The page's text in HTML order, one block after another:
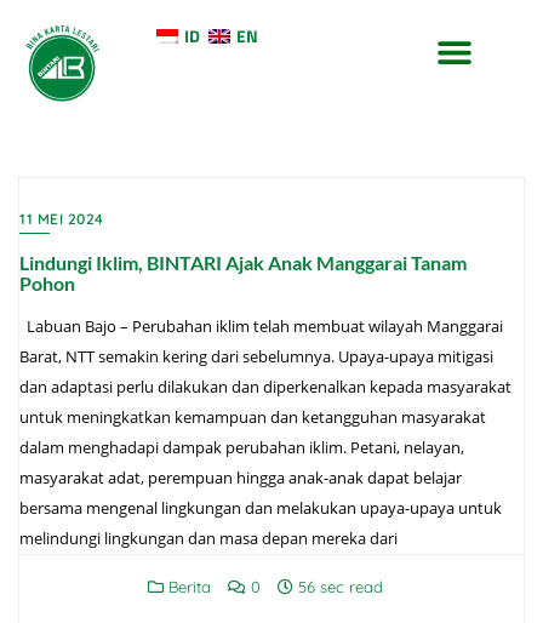
ID EN
11 MEI 2024
Lindungi Iklim, BINTARI Ajak Anak Manggarai Tanam
Pohon
Labuan Bajo – Perubahan iklim telah membuat wilayah Manggarai
Barat, NTT semakin kering dari sebelumnya. Upaya-upaya mitigasi
dan adaptasi perlu dilakukan dan diperkenalkan kepada masyarakat
untuk meningkatkan kemampuan dan ketangguhan masyarakat
dalam menghadapi dampak perubahan iklim. Petani, nelayan,
masyarakat adat, perempuan hingga anak-anak dapat belajar
bersama mengenal lingkungan dan melakukan upaya-upaya untuk
melindungi lingkungan dan masa depan mereka dari
Berita 0 56 sec read